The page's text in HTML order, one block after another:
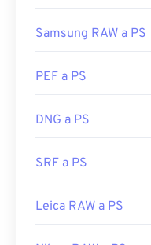
Samsung RAW a PS
PEF a PS
DNG a PS
SRF a PS
Leica RAW a PS